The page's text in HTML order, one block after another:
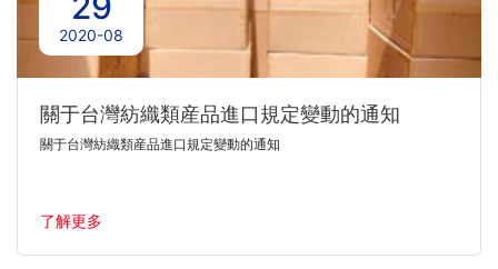
2020-08
關于台灣紡織類産品進口規定變動的通知
關于台灣紡織類産品進口規定變動的通知
了解更多